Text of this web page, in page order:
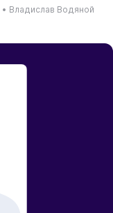
• Владислав Водяной